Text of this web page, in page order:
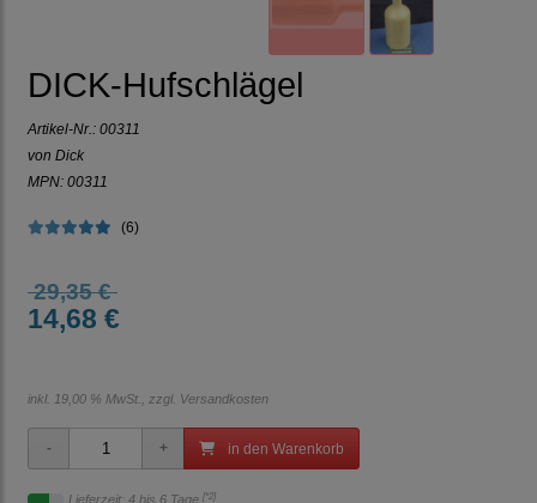
DICK-Hufschlägel
Artikel-Nr.: 00311
von Dick
MPN: 00311
(6)
29,35 €
14,68 €
inkl. 19,00 % MwSt., zzgl. Versandkosten
in den Warenkorb
Lieferzeit: 4 bis 6 Tage [*2]